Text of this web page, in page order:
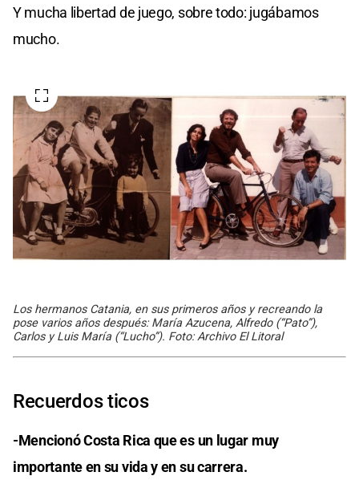
Y mucha libertad de juego, sobre todo: jugábamos
mucho.
Los hermanos Catania, en sus primeros años y recreando la
pose varios años después: María Azucena, Alfredo (“Pato”),
Carlos y Luis María (“Lucho”). Foto: Archivo El Litoral
Recuerdos ticos
-Mencionó Costa Rica que es un lugar muy
importante en su vida y en su carrera.